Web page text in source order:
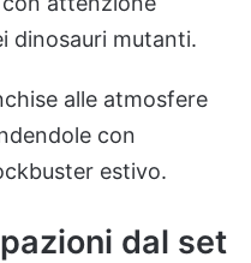
dinosauri mutanti.
alle atmosfere
con
estivo.
dal set